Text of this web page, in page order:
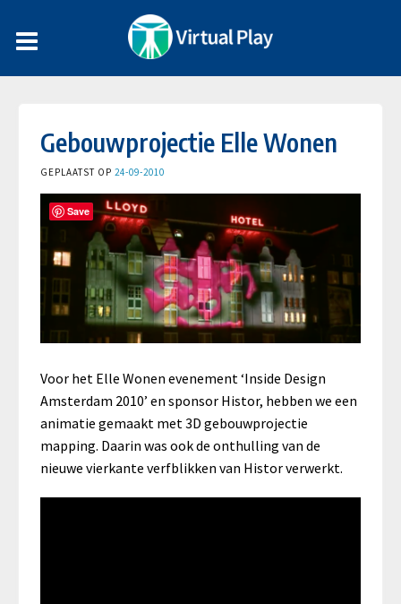
Gebouwprojectie Elle Wonen
GEPLAATST OP 24-09-2010
Voor het Elle Wonen evenement ‘Inside Design
Amsterdam 2010’ en sponsor Histor, hebben we een
animatie gemaakt met 3D gebouwprojectie
mapping. Daarin was ook de onthulling van de
nieuwe vierkante verfblikken van Histor verwerkt.
Save